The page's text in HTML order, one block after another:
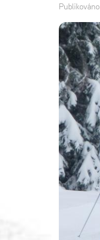
Publikováno